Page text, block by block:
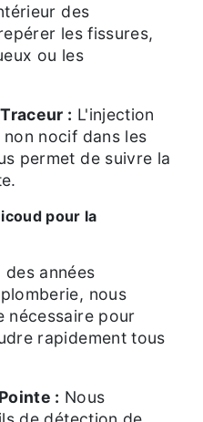
des
les fissures,
ou les
: L'injection
nocif dans les
permet de suivre la
pour la
des années
nous
nécessaire pour
rapidement tous
: Nous